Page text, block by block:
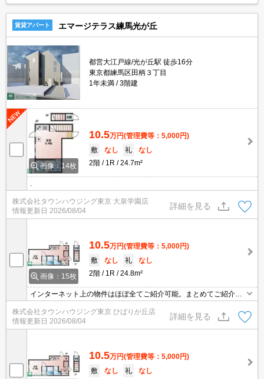
賃貸アパート エマージテラス練馬光が丘
都営大江戸線/光が丘駅 徒歩16分
東京都練馬区田柄３丁目
1年未満
3階建
画像：14枚
10.5万円(管理費等：5,000円)
敷
なし 礼
なし
2階
1R 24.7m²
株式会社タウンハウジング東京 大泉学園店
情報更新日 2026/08/04
詳細を見る
画像：15枚
10.5万円(管理費等：5,000円)
敷
なし 礼
なし
2階
1R 24.8m²
インターネット上の物件はほぼ全てご紹介可能。まとめてご紹介致
します。お気軽にお問合せください。お部屋探しは情報量地域ナン
バー1のタウンハウジングまで。
株式会社タウンハウジング東京 ひばりが丘店
情報更新日 2026/08/04
詳細を見る
10.5万円(管理費等：5,000円)
敷
なし 礼
なし